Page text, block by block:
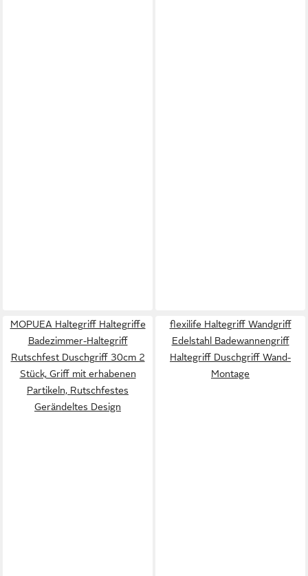
MOPUEA Haltegriff Haltegriffe
Badezimmer-Haltegriff
Rutschfest Duschgriff 30cm 2
Stück, Griff mit erhabenen
Partikeln, Rutschfestes
Gerändeltes Design
flexilife Haltegriff Wandgriff
Edelstahl Badewannengriff
Haltegriff Duschgriff Wand-
Montage